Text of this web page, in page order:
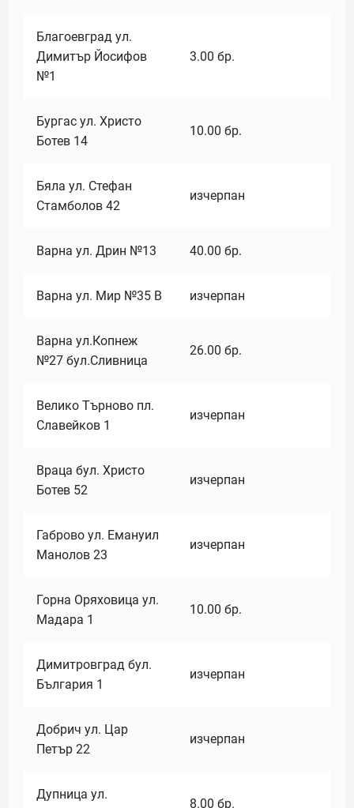
Благоевград ул.
Димитър Йосифов
№1
3.00 бр.
Бургас ул. Христо
Ботев 14
10.00 бр.
Бяла ул. Стефан
Стамболов 42
изчерпан
Варна ул. Дрин №13 40.00 бр.
Варна ул. Мир №35 В изчерпан
Варна ул.Копнеж
№27 бул.Сливница
26.00 бр.
Велико Търново пл.
Славейков 1
изчерпан
Враца бул. Христо
Ботев 52
изчерпан
Габрово ул. Емануил
Манолов 23
изчерпан
Горна Оряховица ул.
Мадара 1
10.00 бр.
Димитровград бул.
България 1
изчерпан
Добрич ул. Цар
Петър 22
изчерпан
Дупница ул.
8.00 бр.